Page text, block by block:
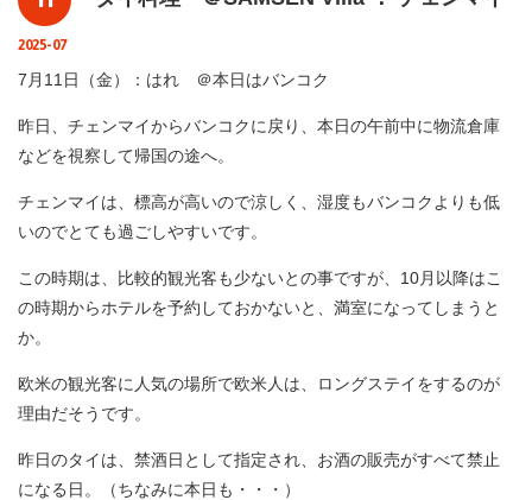
2025-07
7月11日（金）：はれ ＠本日はバンコク
昨日、チェンマイからバンコクに戻り、本日の午前中に物流倉庫
などを視察して帰国の途へ。
チェンマイは、標高が高いので涼しく、湿度もバンコクよりも低
いのでとても過ごしやすいです。
この時期は、比較的観光客も少ないとの事ですが、10月以降はこ
の時期からホテルを予約しておかないと、満室になってしまうと
か。
欧米の観光客に人気の場所で欧米人は、ロングステイをするのが
理由だそうです。
昨日のタイは、禁酒日として指定され、お酒の販売がすべて禁止
になる日。（ちなみに本日も・・・）